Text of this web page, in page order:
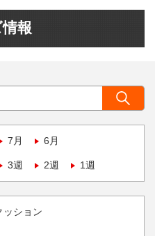
報
7月 6月
3週 2週 1週
ッション